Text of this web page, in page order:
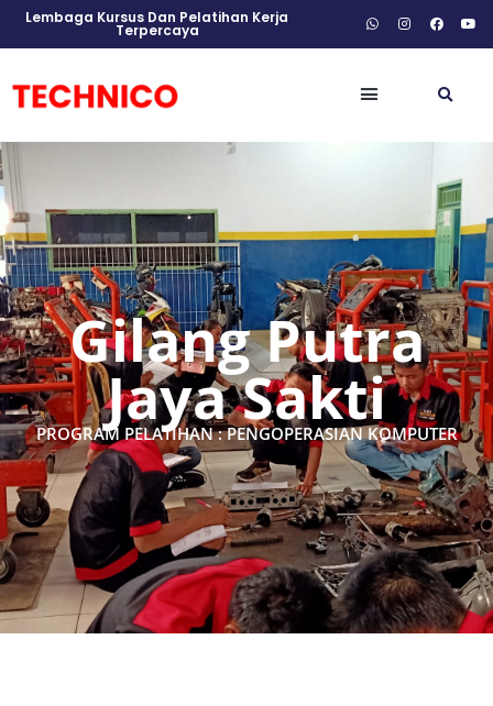
Lembaga Kursus Dan Pelatihan Kerja
Terpercaya
Gilang Putra
Jaya Sakti
PROGRAM PELATIHAN : PENGOPERASIAN KOMPUTER